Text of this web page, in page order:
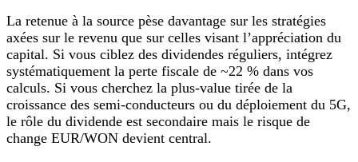
La retenue à la source pèse davantage sur les stratégies
axées sur le revenu que sur celles visant l’appréciation du
capital. Si vous ciblez des dividendes réguliers, intégrez
systématiquement la perte fiscale de ~22 % dans vos
calculs. Si vous cherchez la plus‑value tirée de la
croissance des semi‑conducteurs ou du déploiement du 5G,
le rôle du dividende est secondaire mais le risque de
change EUR/WON devient central.